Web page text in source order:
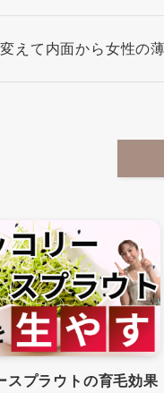
えて内面から女性の
スプラウトの育毛効果